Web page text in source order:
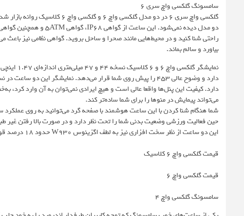
سامسونگ گلکسی واچ سری 6
گلکسی واچ سری 6 در دو مدل گلکسی
راحتی شنا کنید و در محیط‌هایی مانند صحرا و ساحل بروید. گواهی نظامی نیز باعث
بیاورد و سالم بماند.
دارد. کیفیت این پنل‌ها واقعا عالی است و هیچ ایرادی نمی‌توان به آن وارد
می‌تواند پیمایش در منوها را برای شما ساده‌تر کند.
شما هنگام شنا کردن با این ساعت هوشمند با صفحه گرد می‌توانید به روی
حین فعالیت ورزشی وضعیت بدنی شما را تحت نظر دارد و در صورت بالا رفتن
این دو ساعت از نظر سخت افزاری نیز به لطف اگزینوس W930 حدود 18 درصد قوی‌تر شده‌اند و از رم 2 گیگابایتی به‌جای رم 1.5 گیگابایتی استفاده می‌کنند.
قیمت گلکسی واچ 6 کلاسیک
قیمت گلکسی واچ 6
سامسونگ گلکسی واچ ۴